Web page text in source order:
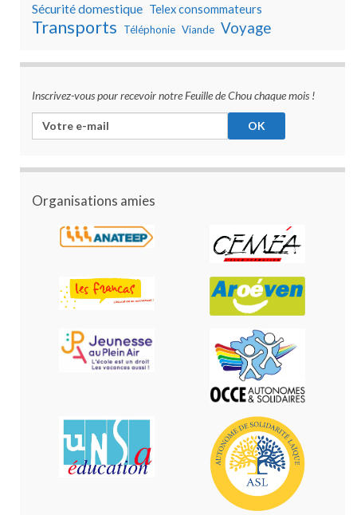
Sécurité domestique Telex consommateurs
Transports Téléphonie Viande Voyage
Inscrivez-vous pour recevoir notre Feuille de Chou chaque mois !
Organisations amies